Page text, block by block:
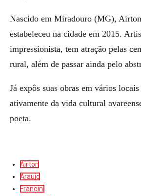
Nascido em Miradouro (MG),
estabeleceu na cidade em 2015.
impressionista, tem atração pelas
rural, além de passar ainda pelo
Já expôs suas obras em vários
ativamente da vida cultural
poeta.
Airton
Araujo
Francini